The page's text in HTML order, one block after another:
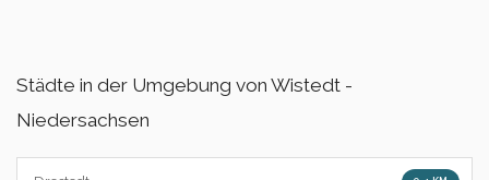
Städte in der Umgebung von Wistedt -
Niedersachsen